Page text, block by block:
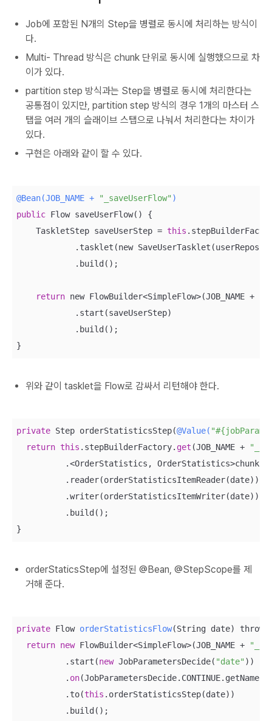
Job에 포함된 N개의 Step을 병렬로 동시에 처리하는 방식이
다.
Multi- Thread 방식은 chunk 단위로 동시에 실행했으므로 차
이가 있다.
partition step 방식과는 Step을 병렬로 동시에 처리한다는
공통점이 있지만, partition step 방식의 경우 1개의 마스터 스
탭을 여러 개의 슬래이브 스탭으로 나눠서 처리한다는 차이가
있다.
구현은 아래와 같이 할 수 있다.
@Bean(JOB_NAME + "_saveUserFlow" )
public Flow saveUserFlow() {
    TaskletStep saveUserStep =
this
.tasklet(new
            .build();
return new FlowBuilder<SimpleFlow>(JOB_NAME +
            .start(saveUserStep)
            .build();
}
위와 같이 tasklet을 Flow로 감싸서 리턴해야 한다.
private Step orderStatisticsStep(@Value(
return this .stepBuilderFactory. get (JOB_NAME +
.<OrderStatistics,
          .reader(orderStatisticsItemReader(date))
          .writer(orderStatisticsItemWriter(date))
          .build();
}
orderStaticsStep에 설정된 @Bean, @StepScope를 제
거해 준다.
private Flow orderStatisticsFlow(String date) throws
return new FlowBuilder<SimpleFlow>(JOB_NAME +
          .start(
new JobParametersDecide( "date" ))
          .
on
          .to(
this .orderStatisticsStep(date))
          .build();